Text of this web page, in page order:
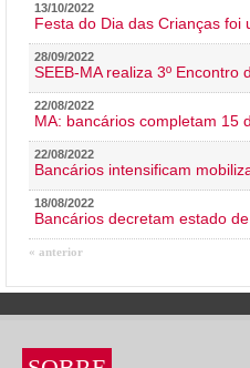
13/10/2022
Festa do Dia das Crianças foi
28/09/2022
SEEB-MA realiza 3º Encontro
22/08/2022
MA: bancários completam 15
22/08/2022
Bancários intensificam
18/08/2022
Bancários decretam estado
« anterior